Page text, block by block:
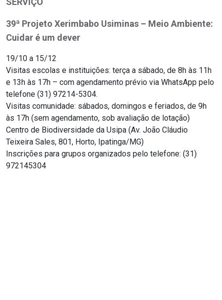
39ª Projeto Xerimbabo Usiminas – Meio Ambiente:
Cuidar é um dever
19/10 a 15/12
Visitas escolas e instituições: terça a sábado, de 8h às 11h
e 13h às 17h – com agendamento prévio via WhatsApp pelo
telefone (31) 97214-5304.
Visitas comunidade: sábados, domingos e feriados, de 9h
às 17h (sem agendamento, sob avaliação de lotação)
Centro de Biodiversidade da Usipa (Av. João Cláudio
Teixeira Sales, 801, Horto, Ipatinga/MG)
Inscrições para grupos organizados pelo telefone: (31)
972145304